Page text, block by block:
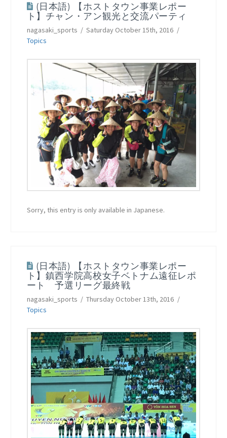
(日本語) 【ホストタウン事業レポー
ト】チャン・アン観光と交流パーティ
nagasaki_sports
Saturday October 15th, 2016
Topics
Sorry, this entry is only available in Japanese.
(日本語) 【ホストタウン事業レポー
ト】鎮西学院高校女子ベトナム遠征レポ
ート 予選リーグ最終戦
nagasaki_sports
Thursday October 13th, 2016
Topics